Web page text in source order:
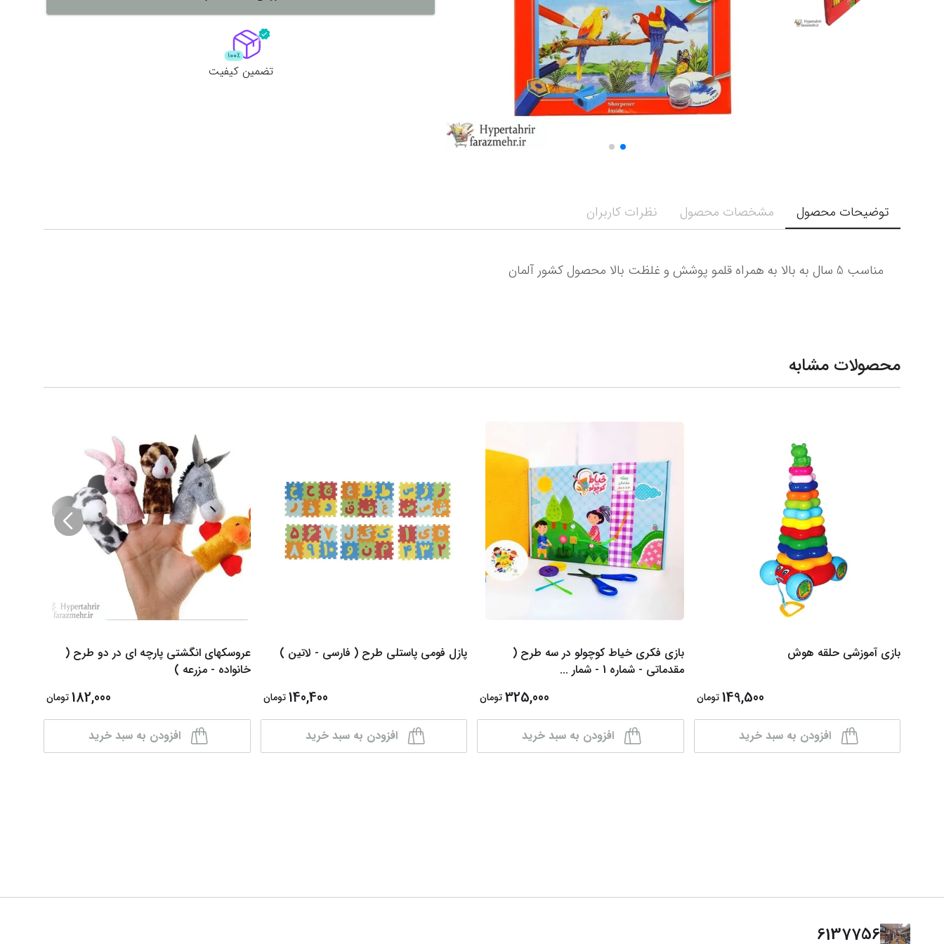
نمایش همه محصولات
تضمین کیفیت
توضیحات محصول مشخصات محصول نظرات کاربران
مناسب 5 سال به بالا به همراه قلمو پوشش و غلظت بالا محصول کشور آلمان
محصولات مشابه
بازی آموزشی حلقه هوش
149,500 تومان
افزودن به سبد خرید
بازی فکری خیاط کوچولو در سه طرح (
مقدماتی - شماره 1 - شمار
...
325,000تومان
افزودن به سبد خرید
پازل فومی پاستلی طرح ( فارسی - لاتین )
140,400 تومان
افزودن به سبد خرید
عروسکهای انگشتی پارچه ای در دو طرح (
خانواده - مزرعه )
182,000تومان
افزودن به سبد خرید
6137756